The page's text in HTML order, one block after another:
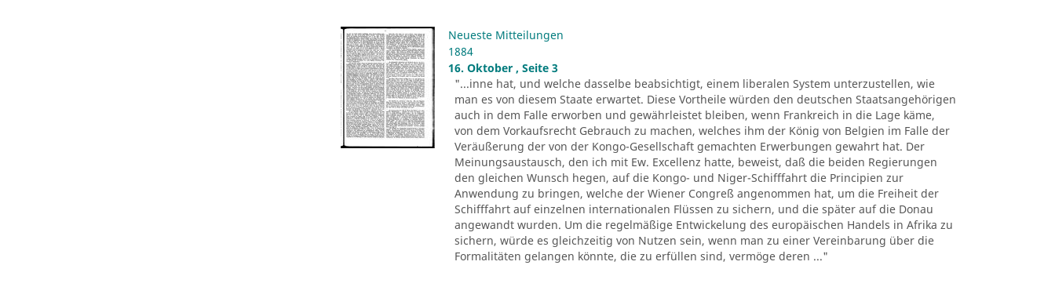
Neueste Mitteilungen
1884
16. Oktober , Seite 3
"...inne hat, und welche dasselbe beabsichtigt, einem liberalen System unterzustellen, wie
man es von diesem Staate erwartet. Diese Vortheile würden den deutschen Staatsangehörigen
auch in dem Falle erworben und gewährleistet bleiben, wenn Frankreich in die Lage käme,
von dem Vorkaufsrecht Gebrauch zu machen, welches ihm der König von Belgien im Falle der
Veräußerung der von der Kongo-Gesellschaft gemachten Erwerbungen gewahrt hat. Der
Meinungsaustausch, den ich mit Ew. Excellenz hatte, beweist, daß die beiden Regierungen
den gleichen Wunsch hegen, auf die Kongo- und Niger-Schifffahrt die Principien zur
Anwendung zu bringen, welche der Wiener Congreß angenommen hat, um die Freiheit der
Schifffahrt auf einzelnen internationalen Flüssen zu sichern, und die später auf die Donau
angewandt wurden. Um die regelmäßige Entwickelung des europäischen Handels in Afrika zu
sichern, würde es gleichzeitig von Nutzen sein, wenn man zu einer Vereinbarung über die
Formalitäten gelangen könnte, die zu erfüllen sind, vermöge deren ..."